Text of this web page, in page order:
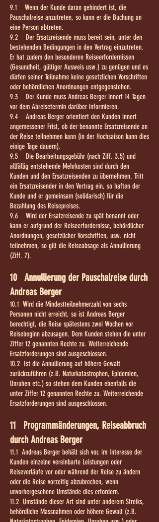
9.1 Wenn der Kunde daran gehindert ist, die
Pauschalreise anzutreten, so kann er die Buchung an
eine Person abtreten.
9.2 Der Ersatzreisende muss bereit sein, unter den
bestehenden Bedingungen in den Vertrag einzutreten.
Er hat zudem den besonderen Reiseerfordernissen
(Gesundheit, gültiger Ausweis usw.) zu genügen und es
dürfen seiner Teilnahme keine gesetzlichen Vorschriften
oder behördlichen Anordnungen entgegenstehen.
9.3 Der Kunde muss Andreas Berger innert 14 Tagen
vor dem Abreisetermin darüber informieren.
9.4 Andreas Berger orientiert den Kunden innert
angemessener Frist, ob der benannte Ersatzreisende an
der Reise teilnehmen kann (in der Hochsaison kann dies
einige Tage dauern).
9.5 Die Bearbeitungsgebühr (nach Ziff. 3.5) und
allfällig entstehende Mehrkosten sind durch den
Kunden und den Ersatzreisenden zu übernehmen. Tritt
ein Ersatzreisender in den Vertrag ein, so haften der
Kunde und er gemeinsam (solidarisch) für die
Bezahlung des Reisepreises.
9.6 Wird der Ersatzreisende zu spät benannt oder
kann er aufgrund der Reiseerfordernisse, behördlicher
Anordnungen, gesetzlicher Vorschriften, usw. nicht
teilnehmen, so gilt die Reiseabsage als Annullierung
(Ziff. 7).
10 Annullierung der Pauschalreise durch
Andreas Berger
10.1 Wird die Mindestteilnehmerzahl von sechs
Personen nicht erreicht, so ist Andreas Berger
berechtigt, die Reise spätestens zwei Wochen vor
Reisebeginn abzusagen. Dem Kunden stehen die unter
Ziffer 12 genannten Rechte zu. Weiterreichende
Ersatzforderungen sind ausgeschlossen.
10.2 Ist die Annullierung auf höhere Gewalt
zurückzuführen (z.B. Naturkatastrophen, Epidemien,
Unruhen etc.) so stehen dem Kunden ebenfalls die
unter Ziffer 12 genannten Rechte zu. Weiterreichende
Ersatzforderungen sind ausgeschlossen.
11 Programmänderungen, Reiseabbruch
durch Andreas Berger
11.1 Andreas Berger behält sich vor, im Interesse der
Kunden einzelne vereinbarte Leistungen oder
Reiseverläufe vor oder während der Reise zu ändern
oder die Reise vorzeitig abzubrechen, wenn
unvorhergesehene Umstände dies erfordern.
11.2 Umstände dieser Art sind unter anderem Streiks,
behördliche Massnahmen oder höhere Gewalt (z.B.